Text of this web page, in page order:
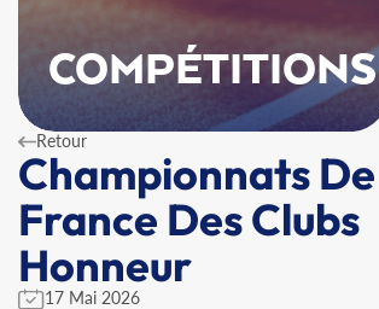
COMPÉTITIONS
Retour
Championnats De
France Des Clubs
Honneur
17 Mai 2026